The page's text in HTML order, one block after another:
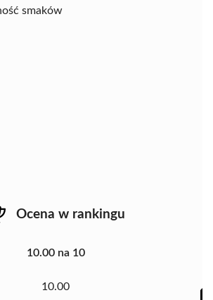
smaków
Ocena w rankingu
10.00 na 10
10.00